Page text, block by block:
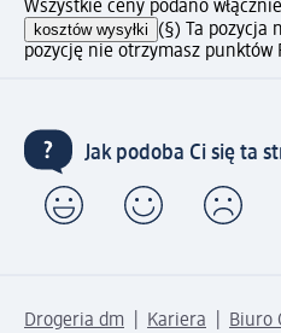
Wszystkie ceny podano
kosztów wysyłki (§) Ta pozycja
pozycję nie otrzymasz punktów
Jak podoba Ci się ta
Drogeria dm Kariera
Biuro